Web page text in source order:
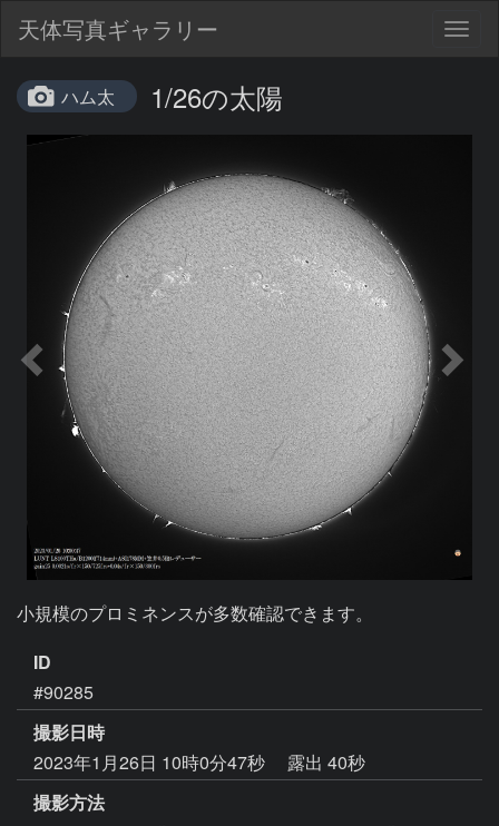
天体写真ギャラリー
ハム太 1/26の太陽
小規模のプロミネンスが多数確認できます。
ID
#90285
撮影日時
2023年1月26日 10時0分47秒
露出 40秒
撮影方法